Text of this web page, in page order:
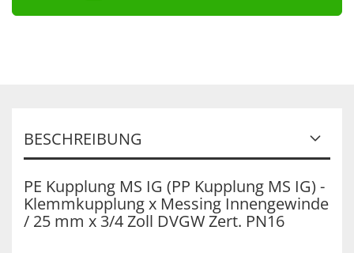
BESCHREIBUNG
PE Kupplung MS IG (PP Kupplung MS IG) -
Klemmkupplung x Messing Innengewinde
/ 25 mm x 3/4 Zoll DVGW Zert. PN16